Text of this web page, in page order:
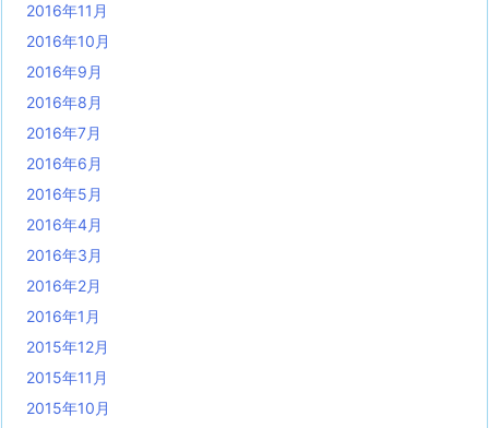
2016年11月
2016年10月
2016年9月
2016年8月
2016年7月
2016年6月
2016年5月
2016年4月
2016年3月
2016年2月
2016年1月
2015年12月
2015年11月
2015年10月